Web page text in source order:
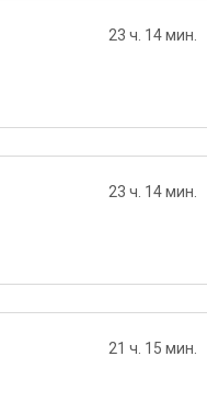
23 ч. 14 мин.
23 ч. 14 мин.
21 ч. 15 мин.